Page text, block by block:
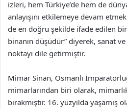
izleri, hem Türkiye’de hem de
anlayışını etkilemeye devam
de en doğru şekilde ifade edilen
binanın düşüdür” diyerek, sanat
noktayı dile getirmiştir.
Mimar Sinan, Osmanlı
mimarlarından biri olarak,
bırakmıştır. 16. yüzyılda yaşamış